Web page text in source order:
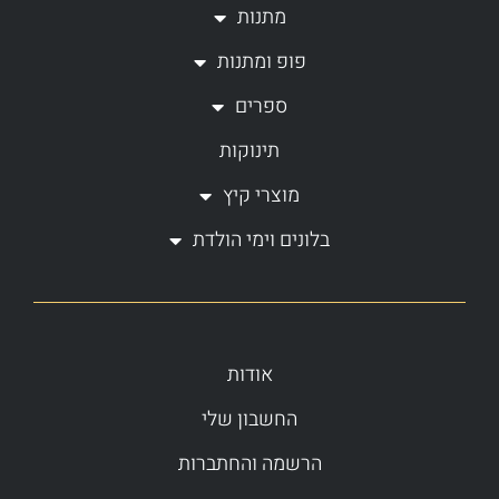
k
f
a
מתנות
פופ ומתנות
ספרים
תינוקות
מוצרי קיץ
בלונים וימי הולדת
אודות
החשבון שלי
הרשמה והחתברות